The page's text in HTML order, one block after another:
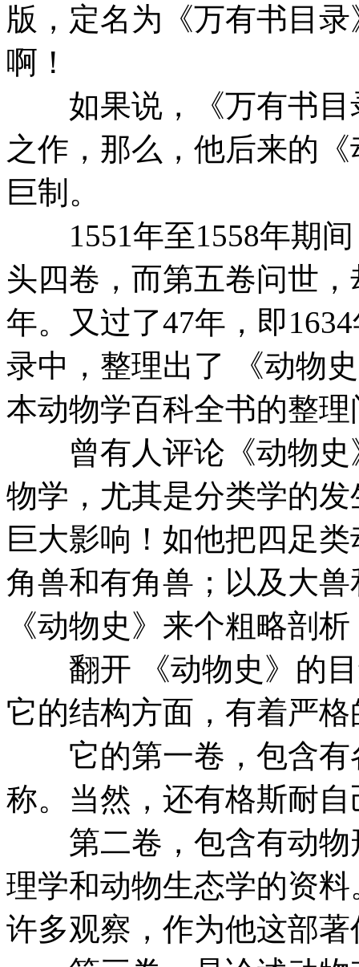
版，定名为《万有书目
啊！
如果说，《万有书目
之作，那么，他后来的
巨制。
1551年至1558年期间
头四卷，而第五卷问世
年。又过了47年，即
录中，整理出了 《动物
本动物学百科全书的整
曾有人评论《动物史
物学，尤其是分类学的
巨大影响！如他把四足
角兽和有角兽；以及大
《动物史》来个粗略剖
翻开 《动物史》的目
它的结构方面，有着严
它的第一卷，包含有
称。当然，还有格斯耐
第二卷，包含有动物
理学和动物生态学的资
许多观察，作为他这部